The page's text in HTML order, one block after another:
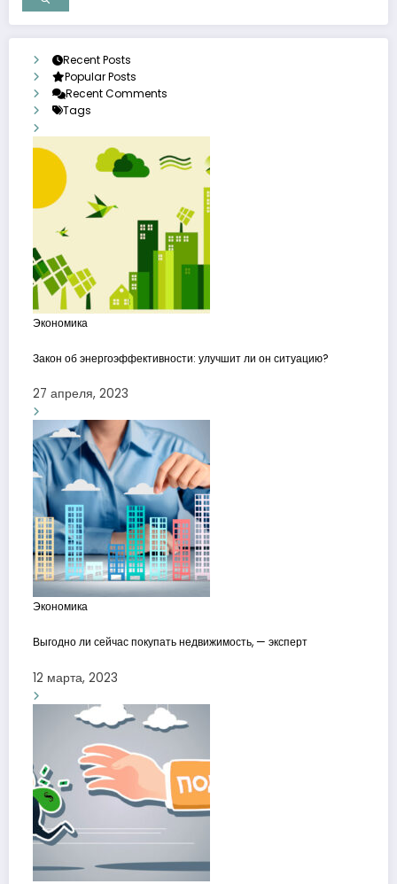
Recent Posts
Popular Posts
Recent Comments
Tags
Экономика
Закон об энергоэффективности: улучшит ли он ситуацию?
27 апреля, 2023
Экономика
Выгодно ли сейчас покупать недвижимость, — эксперт
12 марта, 2023